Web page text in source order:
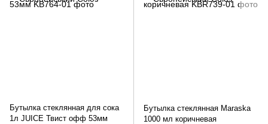
Бутылка стеклянная для сока
1л JUICE Твист офф 53мм
Бутылка стеклянная Maraska
1000 мл коричневая